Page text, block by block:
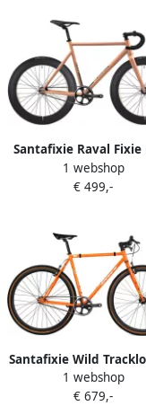
Santafixie Raval Fixie
Anthozoa 60mm
1 webshop
€ 499,-
Santafixie Wild
Fixie Fiets Orange
1 webshop
€ 679,-